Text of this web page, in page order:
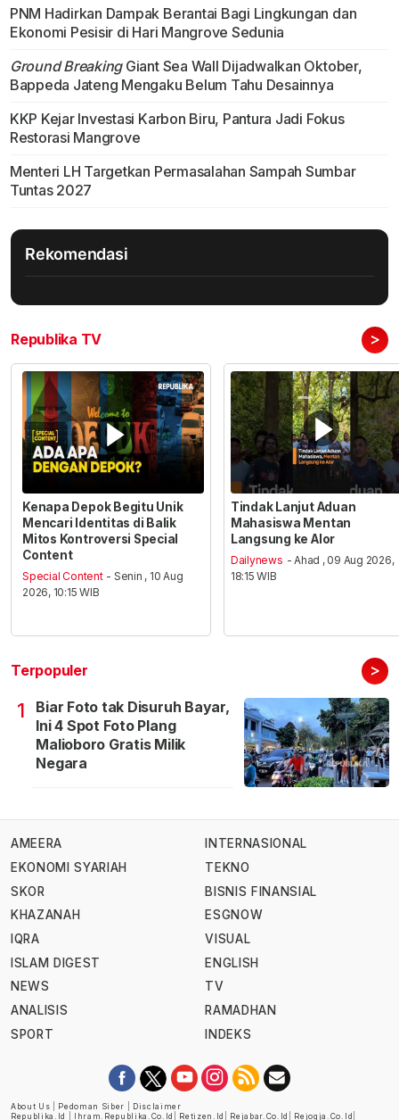
PNM Hadirkan Dampak Berantai Bagi Lingkungan dan
Ekonomi Pesisir di Hari Mangrove Sedunia
Ground BreakingGiant Sea Wall Dijadwalkan Oktober,
Bappeda Jateng Mengaku Belum Tahu Desainnya
KKP Kejar Investasi Karbon Biru, Pantura Jadi Fokus
Restorasi Mangrove
Menteri LH Targetkan Permasalahan Sampah Sumbar
Tuntas 2027
Rekomendasi
Republika TV >
Kenapa Depok Begitu Unik
Mencari Identitas di Balik
Mitos Kontroversi Special
Content
Special Content - Senin , 10 Aug
2026, 10:15 WIB
Tindak Lanjut Aduan
Mahasiswa Mentan
Langsung ke Alor
Dailynews - Ahad , 09 Aug 2026,
18:15 WIB
Terpopuler >
1
Biar Foto tak Disuruh Bayar,
Ini 4 Spot Foto Plang
Malioboro Gratis Milik
Negara
AMEERA
EKONOMI SYARIAH
SKOR
KHAZANAH
IQRA
ISLAM DIGEST
NEWS
ANALISIS
SPORT
INTERNASIONAL
TEKNO
BISNIS FINANSIAL
ESGNOW
VISUAL
ENGLISH
TV
RAMADHAN
INDEKS
About Us Pedoman Siber
Disclaimer
Republika.id
Ihram.republika.co.id Retizen.id Rejabar.co.id Rejogja.co.id